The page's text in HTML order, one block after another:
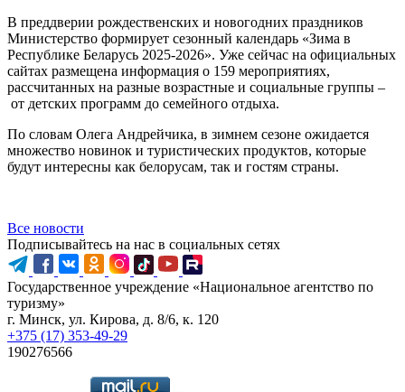
В преддверии рождественских и новогодних праздников
Министерство формирует сезонный календарь «Зима в
Республике Беларусь 2025-2026». Уже сейчас на официальных
сайтах размещена информация о 159 мероприятиях,
рассчитанных на разные возрастные и социальные группы –
от детских программ до семейного отдыха.
По словам Олега Андрейчика, в зимнем сезоне ожидается
множество новинок и туристических продуктов, которые
будут интересны как белорусам, так и гостям страны.
Все новости
Подписывайтесь на нас в социальных сетях
Государственное учреждение «Национальное агентство по
туризму»
г. Минск, ул. Кирова, д. 8/6, к. 120
+375 (17) 353-49-29
190276566